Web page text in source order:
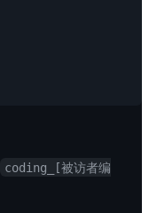
coding_[被访者编